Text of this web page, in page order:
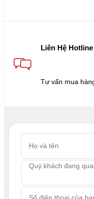
Liên Hệ
Tư vấn mua